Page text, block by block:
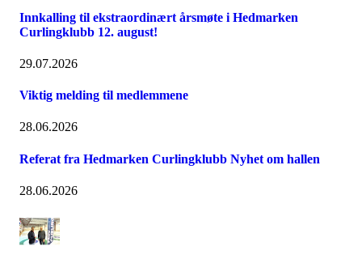
Innkalling til ekstraordinært årsmøte i Hedmarken
Curlingklubb 12. august!
29.07.2026
Viktig melding til medlemmene
28.06.2026
Referat fra Hedmarken Curlingklubb Nyhet om hallen
28.06.2026